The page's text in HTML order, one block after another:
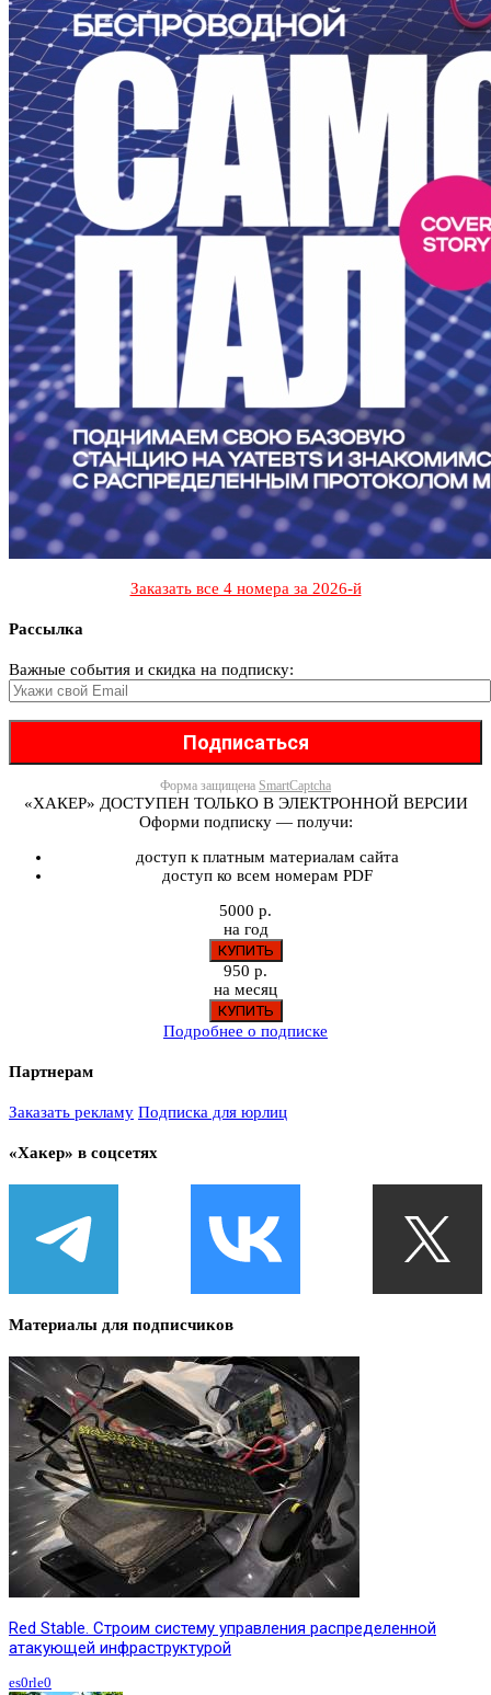
Заказать все 4 номера за 2026-й
Рассылка
Важные события и скидка на подписку:
Форма защищена SmartCaptcha
«ХАКЕР» ДОСТУПЕН ТОЛЬКО В ЭЛЕКТРОННОЙ ВЕРСИИ
Оформи подписку — получи:
доступ к платным материалам сайта
доступ ко всем номерам PDF
5000 р.
на год
950 р.
на месяц
Подробнее о подписке
Партнерам
Заказать рекламу Подписка для юрлиц
«Хакер» в соцсетях
Материалы для подписчиков
Red Stable. Строим систему управления распределенной
атакующей инфраструктурой
es0rle0